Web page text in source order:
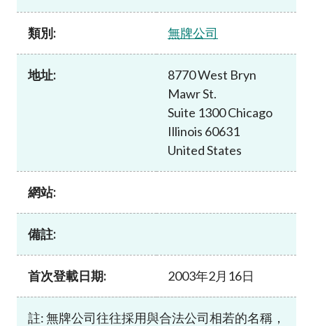
資料庫
新聞稿及公布
類別: 無牌公司
地址:
8770 West Bryn
Mawr St.
Suite 1300 Chicago
Illinois 60631
United States
網站:
備註:
首次登載日期: 2003年2月16日
註: 無牌公司往往採用與合法公司相若的名稱，